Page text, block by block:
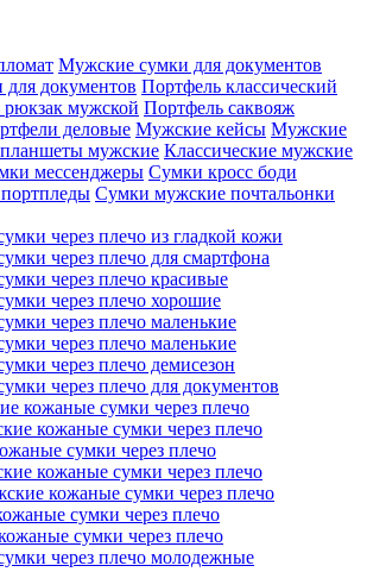
Мужские сумки для документов
документов Портфель классический
мужской Портфель саквояж
деловые Мужские кейсы Мужские
мужские Классические мужские
мессенджеры Сумки кросс боди
Сумки мужские почтальонки
через плечо из гладкой кожи
через плечо для смартфона
через плечо красивые
через плечо хорошие
через плечо маленькие
через плечо маленькие
через плечо демисезон
через плечо для документов
кожаные сумки через плечо
кожаные сумки через плечо
сумки через плечо
кожаные сумки через плечо
кожаные сумки через плечо
сумки через плечо
сумки через плечо
через плечо молодежные